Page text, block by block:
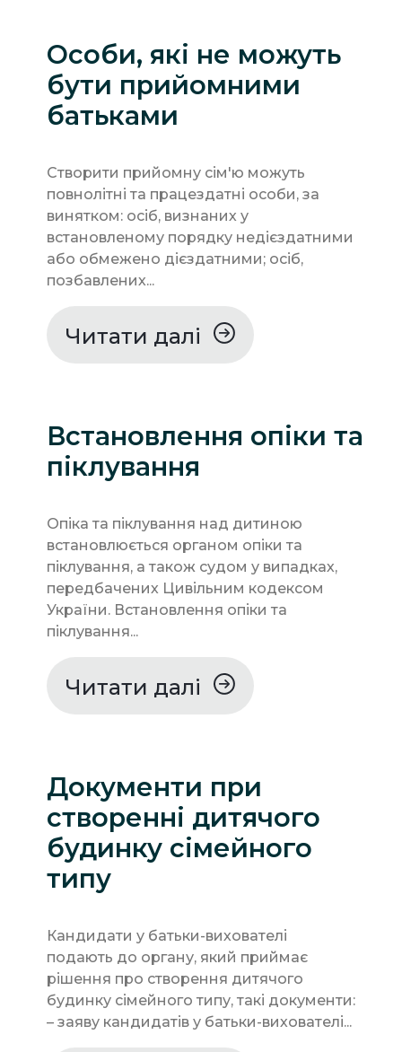
Особи, які не можуть
бути прийомними
батьками
Створити прийомну сім'ю можуть
повнолітні та працездатні особи, за
винятком: осіб, визнаних у
встановленому порядку недієздатними
або обмежено дієздатними; осіб,
позбавлених...
Читати далі
Встановлення опіки та
піклування
Опіка та піклування над дитиною
встановлюється органом опіки та
піклування, а також судом у випадках,
передбачених Цивільним кодексом
України. Встановлення опіки та
піклування...
Читати далі
Документи при
створенні дитячого
будинку сімейного
типу
Кандидати у батьки-вихователі
подають до органу, який приймає
рішення про створення дитячого
будинку сімейного типу, такі документи:
– заяву кандидатів у батьки-вихователі...